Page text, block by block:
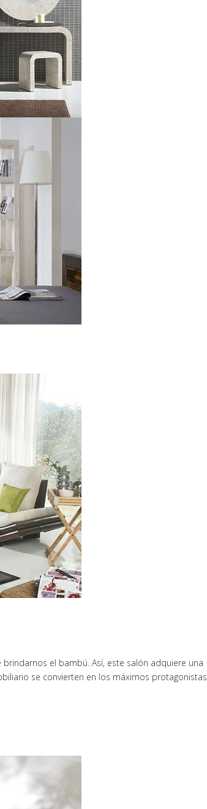
brindarnos el bambú. Así, este salón adquiere una
se convierten en los máximos protagonistas